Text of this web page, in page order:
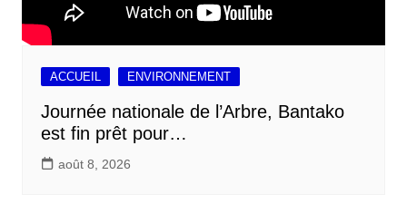
ACCUEIL ENVIRONNEMENT
Journée nationale de l’Arbre, Bantako
est fin prêt pour…
août 8, 2026